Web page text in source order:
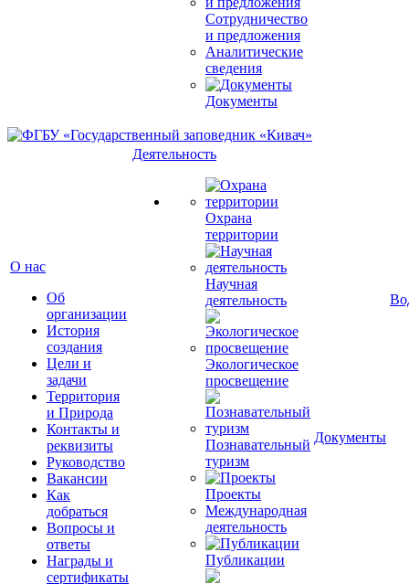
Сотрудничество
и предложения
Аналитические
сведения
Документы
О нас
Об
организации
История
создания
Цели и
задачи
Территория
и Природа
Контакты и
реквизиты
Руководство
Вакансии
Как
добраться
Вопросы и
ответы
Награды и
сертификаты
Деятельность
Охрана
территории
Научная
деятельность
Экологическое
просвещение
Познавательный
туризм
Проекты
Международная
деятельность
Публикации
Документы